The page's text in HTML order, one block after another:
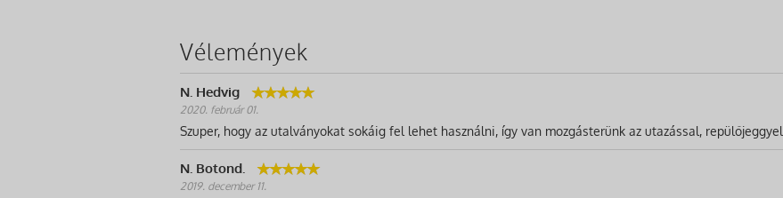
Vélemények
N. Hedvig
2020. február 01.
Szuper, hogy az utalványokat sokáig fel lehet használni, így van mozgásterünk az utazással, repülőjeggyel.
N. Botond.
2019. december 11.